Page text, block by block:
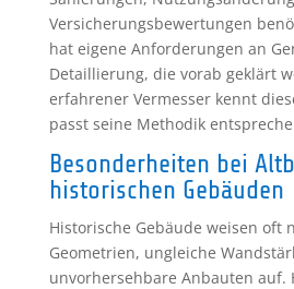
Versicherungsbewertungen
hat eigene Anforderungen an
Detaillierung, die vorab geklärt
erfahrener Vermesser kennt
passt seine Methodik
Besonderheiten bei
historischen Gebäuden
Historische Gebäude weisen oft
Geometrien, ungleiche
unvorhersehbare Anbauten auf.